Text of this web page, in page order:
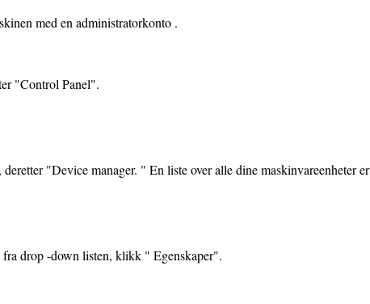
med en administratorkonto .
"Control Panel".
"Device manager. " En liste over alle dine maskinvareenheter er
drop -down listen, klikk " Egenskaper".